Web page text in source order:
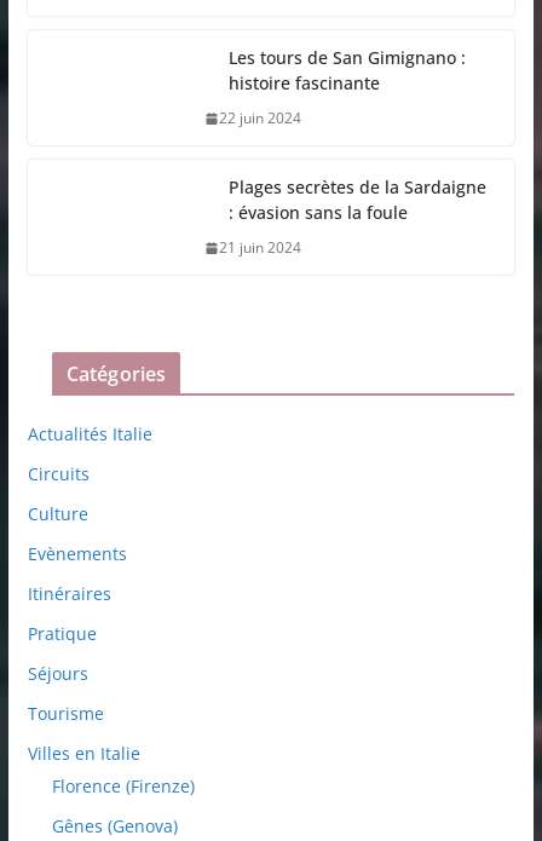
Les tours de San Gimignano :
histoire fascinante
22 juin 2024
Plages secrètes de la Sardaigne
: évasion sans la foule
21 juin 2024
Catégories
Actualités Italie
Circuits
Culture
Evènements
Itinéraires
Pratique
Séjours
Tourisme
Villes en Italie
Florence (Firenze)
Gênes (Genova)